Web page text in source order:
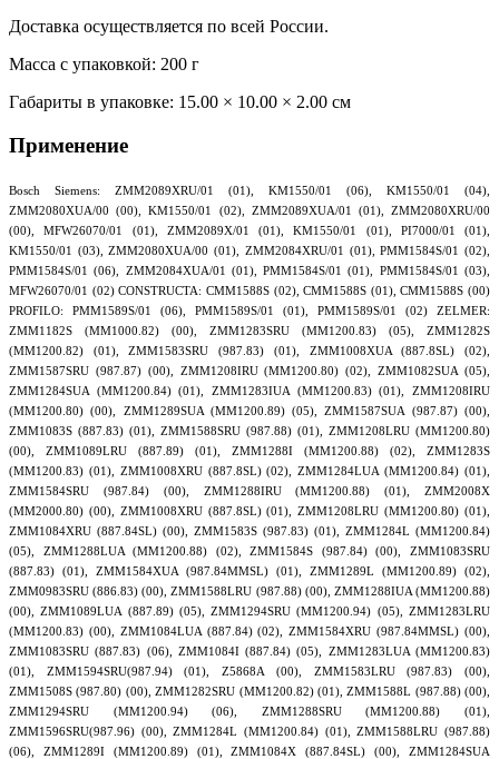
Доставка осуществляется по всей России.
Масса с упаковкой: 200 г
Габариты в упаковке: 15.00 × 10.00 × 2.00 см
Применение
Bosch Siemens: ZMM2089XRU/01 (01), KM1550/01 (06), KM1550/01 (04),
ZMM2080XUA/00 (00), KM1550/01 (02), ZMM2089XUA/01 (01), ZMM2080XRU/00
(00), MFW26070/01 (01), ZMM2089X/01 (01), KM1550/01 (01), PI7000/01 (01),
KM1550/01 (03), ZMM2080XUA/00 (01), ZMM2084XRU/01 (01), PMM1584S/01 (02),
PMM1584S/01 (06), ZMM2084XUA/01 (01), PMM1584S/01 (01), PMM1584S/01 (03),
MFW26070/01 (02) CONSTRUCTA: CMM1588S (02), CMM1588S (01), CMM1588S (00)
PROFILO: PMM1589S/01 (06), PMM1589S/01 (01), PMM1589S/01 (02) ZELMER:
ZMM1182S (MM1000.82) (00), ZMM1283SRU (MM1200.83) (05), ZMM1282S
(MM1200.82) (01), ZMM1583SRU (987.83) (01), ZMM1008XUA (887.8SL) (02),
ZMM1587SRU (987.87) (00), ZMM1208IRU (MM1200.80) (02), ZMM1082SUA (05),
ZMM1284SUA (MM1200.84) (01), ZMM1283IUA (MM1200.83) (01), ZMM1208IRU
(MM1200.80) (00), ZMM1289SUA (MM1200.89) (05), ZMM1587SUA (987.87) (00),
ZMM1083S (887.83) (01), ZMM1588SRU (987.88) (01), ZMM1208LRU (MM1200.80)
(00), ZMM1089LRU (887.89) (01), ZMM1288I (MM1200.88) (02), ZMM1283S
(MM1200.83) (01), ZMM1008XRU (887.8SL) (02), ZMM1284LUA (MM1200.84) (01),
ZMM1584SRU (987.84) (00), ZMM1288IRU (MM1200.88) (01), ZMM2008X
(MM2000.80) (00), ZMM1008XRU (887.8SL) (01), ZMM1208LRU (MM1200.80) (01),
ZMM1084XRU (887.84SL) (00), ZMM1583S (987.83) (01), ZMM1284L (MM1200.84)
(05), ZMM1288LUA (MM1200.88) (02), ZMM1584S (987.84) (00), ZMM1083SRU
(887.83) (01), ZMM1584XUA (987.84MMSL) (01), ZMM1289L (MM1200.89) (02),
ZMM0983SRU (886.83) (00), ZMM1588LRU (987.88) (00), ZMM1288IUA (MM1200.88)
(00), ZMM1089LUA (887.89) (05), ZMM1294SRU (MM1200.94) (05), ZMM1283LRU
(MM1200.83) (00), ZMM1084LUA (887.84) (02), ZMM1584XRU (987.84MMSL) (00),
ZMM1083SRU (887.83) (06), ZMM1084I (887.84) (05), ZMM1283LUA (MM1200.83)
(01), ZMM1594SRU(987.94) (01), Z5868A (00), ZMM1583LRU (987.83) (00),
ZMM1508S (987.80) (00), ZMM1282SRU (MM1200.82) (01), ZMM1588L (987.88) (00),
ZMM1294SRU (MM1200.94) (06), ZMM1288SRU (MM1200.88) (01),
ZMM1596SRU(987.96) (00), ZMM1284L (MM1200.84) (01), ZMM1588LRU (987.88)
(06), ZMM1289I (MM1200.89) (01), ZMM1084X (887.84SL) (00), ZMM1284SUA